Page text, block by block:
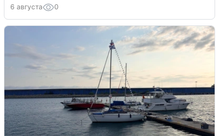
6 августа 0